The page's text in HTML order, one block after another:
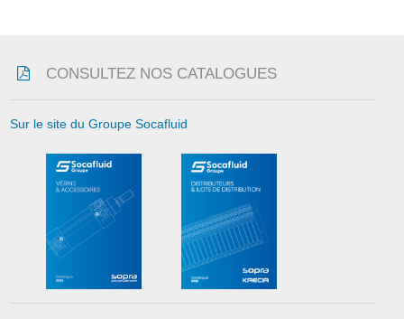
CONSULTEZ NOS CATALOGUES
Sur le site du Groupe Socafluid